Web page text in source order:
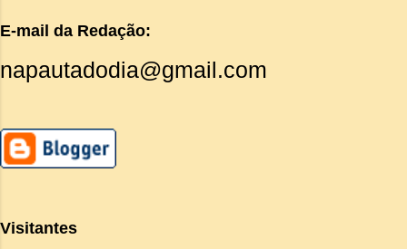
E-mail da Redação:
napautadodia@gmail.com
Visitantes